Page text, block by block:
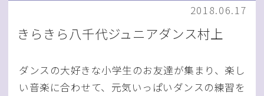
2018.06.17
きらきら八千代ジュニアダンス村上
ダンスの大好きな小学生のお友達が集まり、楽し
い音楽に合わせて、元気いっぱいダンスの練習を